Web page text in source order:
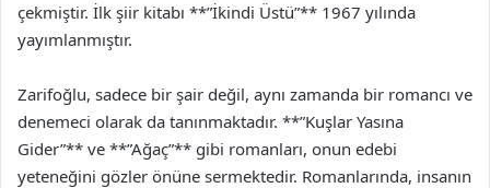
çekmiştir. İlk şiir kitabı **”İkindi Üstü”** 1967 yılında
yayımlanmıştır.
Zarifoğlu, sadece bir şair değil, aynı zamanda bir romancı ve
denemeci olarak da tanınmaktadır. **”Kuşlar Yasına
Gider”** ve **”Ağaç”** gibi romanları, onun edebi
yeteneğini gözler önüne sermektedir. Romanlarında, insanın